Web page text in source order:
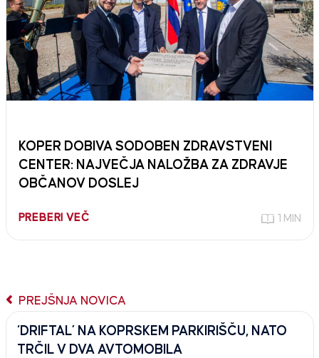
KOPER DOBIVA SODOBEN ZDRAVSTVENI
CENTER: NAJVEČJA NALOŽBA ZA ZDRAVJE
OBČANOV DOSLEJ
PREBERI VEČ 1 MIN
PREJŠNJA NOVICA
‘DRIFTAL’ NA KOPRSKEM PARKIRIŠČU, NATO
TRČIL V DVA AVTOMOBILA